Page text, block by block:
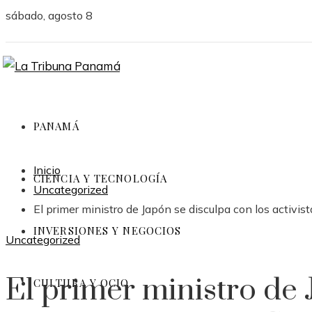
sábado, agosto 8
PANAMÁ
CIENCIA Y TECNOLOGÍA
INVERSIONES Y NEGOCIOS
CULTURA Y OCIO
Inicio
Uncategorized
El primer ministro de Japón se disculpa con los
Uncategorized
El primer ministro de